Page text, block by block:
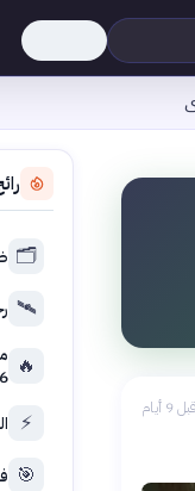
قبل 9 أيام
🗂️
🛰️
🔥
⚡
🎯